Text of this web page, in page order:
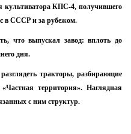
культиватора КПС-4, получившего
в СССР и за рубежом.
что выпускал завод: вплоть до
дня.
тракторы, разбирающие
территория». Наглядная
с ним структур.